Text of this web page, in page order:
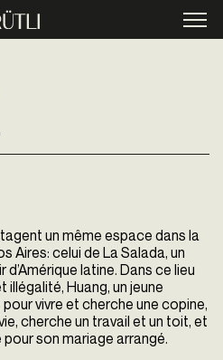
un même espace dans la
Aires: celui de La Salada, un
latine. Dans ce lieu
Huang, un jeune
vivre et cherche une copine,
cherche un travail et un toit, et
son mariage arrangé.